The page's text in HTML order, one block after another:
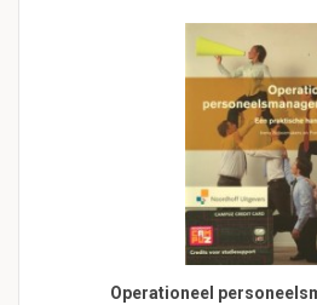
Operationeel